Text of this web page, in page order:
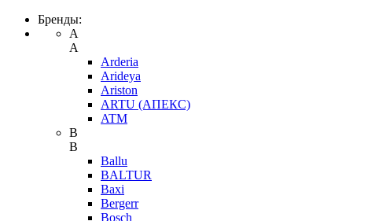
Бренды:
A
A
Arderia
Arideya
Ariston
ARTU (АПЕКС)
ATM
B
B
Ballu
BALTUR
Baxi
Bergerr
Bosch